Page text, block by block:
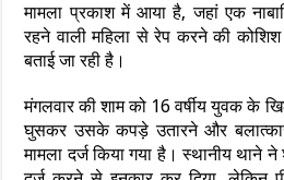
मामला प्रकाश में आया है, जहां एक
रहने वाली महिला से रेप करने की
बताई जा रही है।
मंगलवार की शाम को 16 वर्षीय युवक के
घुसकर उसके कपड़े उतारने और
मामला दर्ज किया गया है। स्थानीय थाने